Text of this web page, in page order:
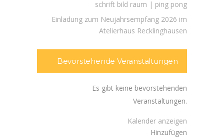
schrift bild raum | ping pong
Einladung zum Neujahrsempfang 2026 im
Atelierhaus Recklinghausen
Bevorstehende Veranstaltungen
Es gibt keine bevorstehenden
Veranstaltungen.
Kalender anzeigen
Hinzufügen